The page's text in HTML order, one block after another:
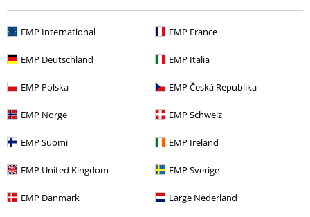
EMP International EMP France
EMP Deutschland EMP Italia
EMP Polska EMP Česká Republika
EMP Norge EMP Schweiz
EMP Suomi EMP Ireland
EMP United Kingdom EMP Sverige
EMP Danmark Large Nederland
Senest besøgt